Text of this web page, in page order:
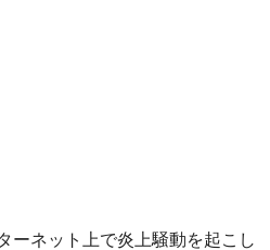
ーネット上で炎上騒動を起こし